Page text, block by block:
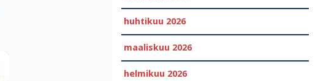
huhtikuu 2026
maaliskuu 2026
helmikuu 2026